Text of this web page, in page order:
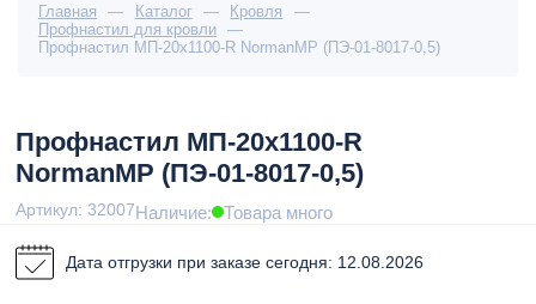
Главная — Каталог — Кровля
—
Профнастил для кровли
—
Профнастил МП-20x1100-R NormanMP (ПЭ-01-8017-0,5)
Профнастил МП-20x1100-R
NormanMP (ПЭ-01-8017-0,5)
Артикул: 32007Наличие: Товара много
Дата отгрузки при заказе сегодня: 12.08.2026